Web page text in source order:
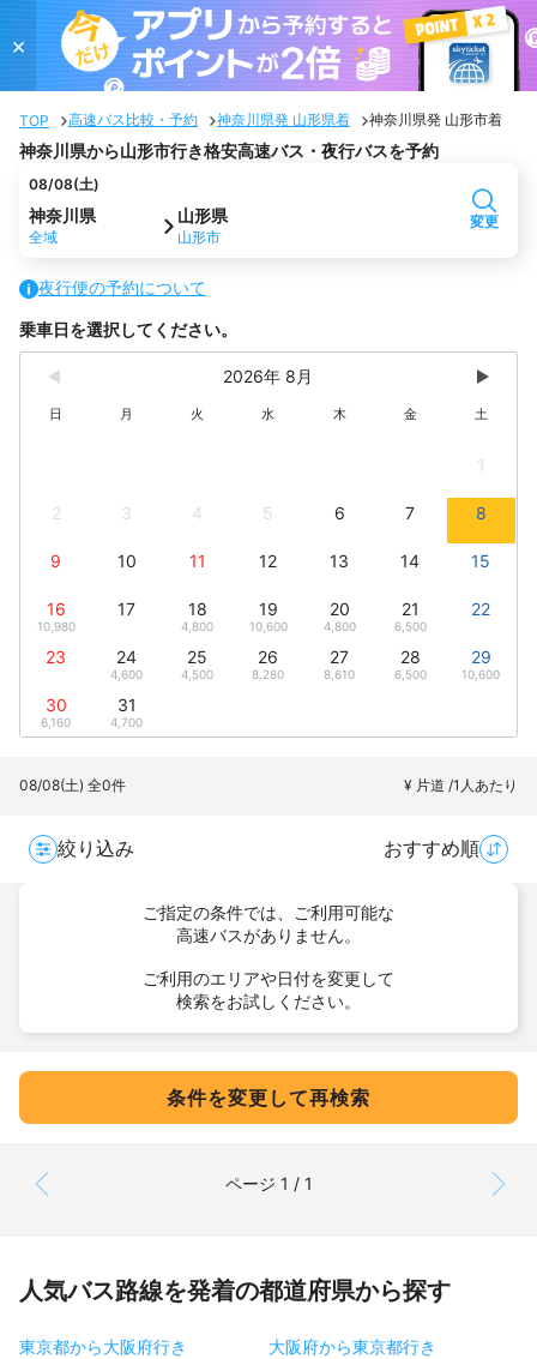
×
TOP 高速バス比較・予約 神奈川県発 山形県着 神奈川県発 山形市着
神奈川県から山形市行き格安高速バス・夜行バスを予約
08/08(土)
神奈川県
全域
山形県
山形市
変更
夜行便の予約について
乗車日を選択してください。
2026年 8月
日 月 火 水 木 金 土
1
2 3 4 5 6 7 8
9 10 11 12 13 14 15
16
10,980
17 18
4,800
19
10,600
20
4,800
21
6,500
22
23 24
4,600
25
4,500
26
8,280
27
8,610
28
6,500
29
10,600
30
6,160
31
4,700
08/08(土) 全0件 ¥ 片道 /1人あたり
絞り込み おすすめ順
ご指定の条件では、ご利用可能な
高速バスがありません。
ご利用のエリアや日付を変更して
検索をお試しください。
条件を変更して再検索
ページ 1 / 1
人気バス路線を発着の都道府県から探す
東京都から大阪府行き 大阪府から東京都行き